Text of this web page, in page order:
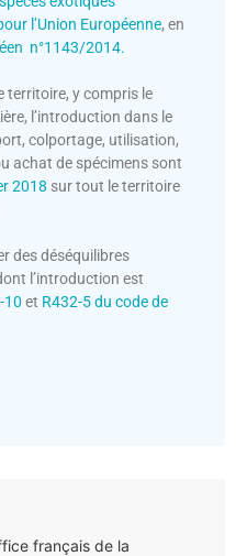
l’Union Européenne, en
n°1143/2014.
territoire, y compris le
l’introduction dans le
colportage, utilisation,
achat de spécimens sont
2018 sur tout le territoire
des déséquilibres
l’introduction est
10 et R432-5 du code de
français de la